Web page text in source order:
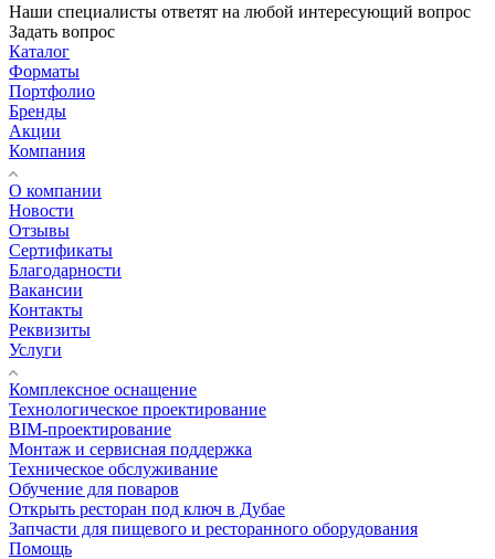
Наши специалисты ответят на любой интересующий вопрос
Задать вопрос
Каталог
Форматы
Портфолио
Бренды
Акции
Компания
О компании
Новости
Отзывы
Сертификаты
Благодарности
Вакансии
Контакты
Реквизиты
Услуги
Комплексное оснащение
Технологическое проектирование
BIM-проектирование
Монтаж и сервисная поддержка
Техническое обслуживание
Обучение для поваров
Открыть ресторан под ключ в Дубае
Запчасти для пищевого и ресторанного оборудования
Помощь